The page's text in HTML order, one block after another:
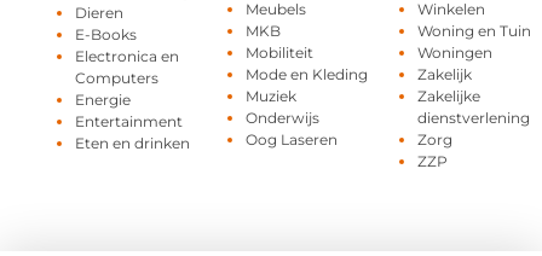
Dieren
E-Books
Electronica en
Computers
Energie
Entertainment
Eten en drinken
Meubels
MKB
Mobiliteit
Mode en Kleding
Muziek
Onderwijs
Oog Laseren
Winkelen
Woning en Tuin
Woningen
Zakelijk
Zakelijke
dienstverlening
Zorg
ZZP